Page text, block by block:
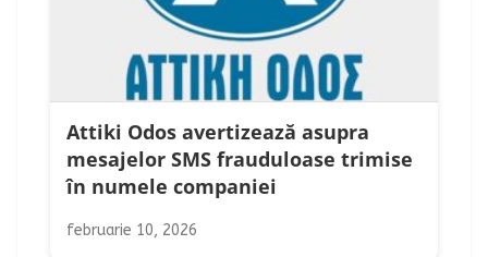
Attiki Odos avertizează asupra
mesajelor SMS frauduloase trimise
în numele companiei
februarie 10, 2026